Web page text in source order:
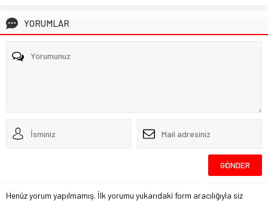
YORUMLAR
Henüz yorum yapılmamış. İlk yorumu yukarıdaki form aracılığıyla siz